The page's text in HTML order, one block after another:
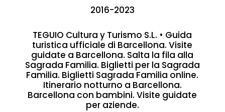
2016-2023
TEGUIO Cultura y Turismo S.L. • Guida
turistica ufficiale di Barcellona. Visite
guidate a Barcellona. Salta la fila alla
Sagrada Familia. Biglietti per la Sagrada
Familia. Biglietti Sagrada Familia online.
Itinerario notturno a Barcellona.
Barcellona con bambini. Visite guidate
per aziende.